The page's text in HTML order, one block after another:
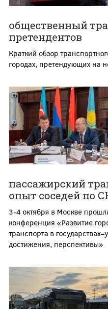
общественный
претендентов
Краткий обзор
городах, претендующих на
пассажирский
опыт соседей по
3-4 октября в Москве
конференция «Развитие
транспорта в
достижения, перспективы»